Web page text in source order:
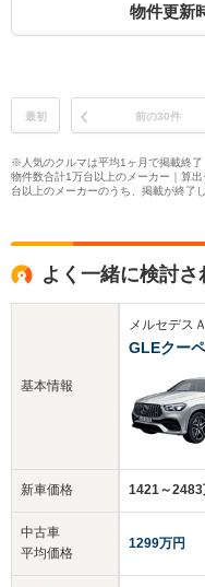
物件更新
最初 前の30件
※人気のクルマは平均1ヶ月で掲載終了
物件数合計1万台以上のメーカー｜算
台以上のメーカーのうち、掲載が終了
よく一緒に検討
基本情報
新車価格
中古車
平均価格
メルセデス
GLEクーペ
1421～2483
1299万円